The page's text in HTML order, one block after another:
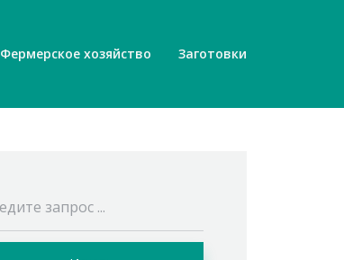
Фермерское хозяйство Заготовки